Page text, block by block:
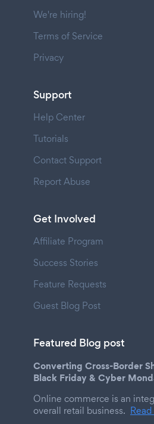
We're hiring!
Terms of Service
Privacy
Support
Help Center
Tutorials
Contact Support
Report Abuse
Get Involved
Affiliate Program
Success Stories
Feature Requests
Guest Blog Post
Featured Blog post
Converting Cross-Border
Black Friday & Cyber
Online commerce is an
overall retail business.